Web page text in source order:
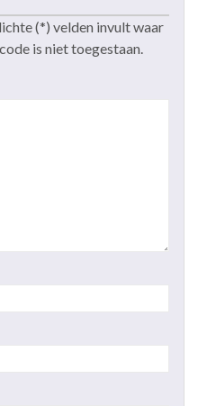
(*) velden invult waar
is niet toegestaan.